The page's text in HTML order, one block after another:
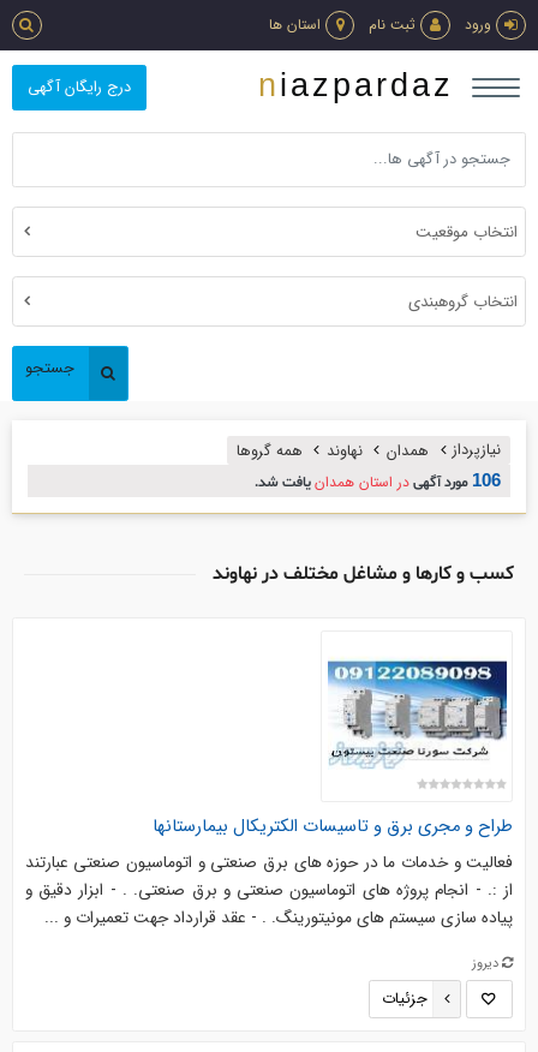
ورود ثبت نام استان ها
درج رایگان آگهی niazpardaz
انتخاب موقعیت
انتخاب گروهبندی
جستجو
نیازپرداز همدان نهاوند همه گروها
106 مورد آگهیدر استان همدانیافت شد.
کسب و کارها و مشاغل مختلف در نهاوند
طراح و مجری برق و تاسیسات الکتریکال بیمارستانها
فعالیت و خدمات ما در حوزه های برق صنعتی و اتوماسیون صنعتی عبارتند
از :. - انجام پروژه های اتوماسیون صنعتی و برق صنعتی. . - ابزار دقیق و
پیاده سازی سیستم های مونیتورینگ. . - عقد قرارداد جهت تعمیرات و ...
دیروز
جزئیات